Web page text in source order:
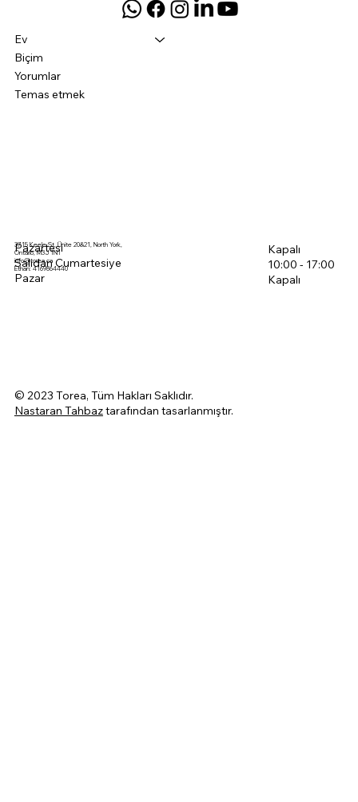
Ev
Biçim
Yorumlar
Temas etmek
3715 Keele St, Ünite 20&21, North York,
Ontario, M3J 1N1
info@torea.ca
Ethan: 4169864440
Pazartesi
Salıdan Cumartesiye
Pazar
Kapalı
10:00 - 17:00
Kapalı
© 2023 Torea, Tüm Hakları Saklıdır.
Nastaran Tahbaztarafından tasarlanmıştır.